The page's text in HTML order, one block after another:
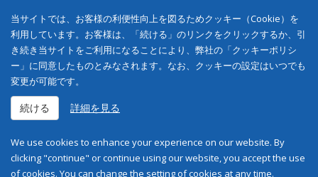
当サイトでは、お客様の利便性向上を図るためクッキー（Cookie）を
利用しています。お客様は、「続ける」のリンクをクリックするか、引
き続き当サイトをご利用になることにより、弊社の「クッキーポリシ
ー」に同意したものとみなされます。なお、クッキーの設定はいつでも
変更が可能です。
続ける 詳細を見る
We use cookies to enhance your experience on our website. By
clicking "continue" or continue using our website, you accept the use
of cookies. You can change the setting of cookies at any time.